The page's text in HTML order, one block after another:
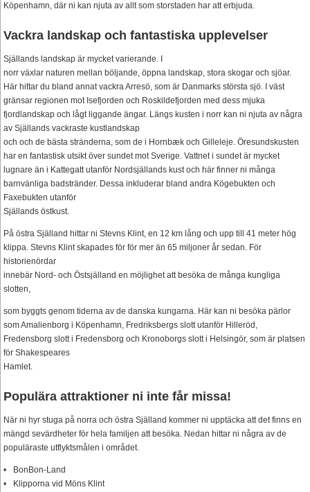
Köpenhamn, där ni kan njuta av allt som storstaden har att erbjuda.
Vackra landskap och fantastiska upplevelser
Själlands landskap är mycket varierande. I
norr växlar naturen mellan böljande, öppna landskap, stora skogar och sjöar.
Här hittar du bland annat vackra Arresö, som är Danmarks största sjö. I väst
gränsar regionen mot Isefjorden och Roskildefjorden med dess mjuka
fjordlandskap och lågt liggande ängar. Längs kusten i norr kan ni njuta av några
av Själlands vackraste kustlandskap
och och de bästa stränderna, som de i Hornbæk och Gilleleje. Öresundskusten
har en fantastisk utsikt över sundet mot Sverige. Vattnet i sundet är mycket
lugnare än i Kattegatt utanför Nordsjällands kust och här finner ni många
barnvänliga badstränder. Dessa inkluderar bland andra Kögebukten och
Faxebukten utanför
Själlands östkust.
På östra Själland hittar ni Stevns Klint, en 12 km lång och upp till 41 meter hög
klippa. Stevns Klint skapades för för mer än 65 miljoner år sedan. För
historienördar
innebär Nord- och Östsjälland en möjlighet att besöka de många kungliga
slotten,
som byggts genom tiderna av de danska kungarna. Här kan ni besöka pärlor
som Amalienborg i Köpenhamn, Fredriksbergs slott utanför Hilleröd,
Fredensborg slott i Fredensborg och Kronoborgs slott i Helsingör, som är platsen
för Shakespeares
Hamlet.
Populära attraktioner ni inte får missa!
När ni hyr stuga på norra och östra Själland kommer ni upptäcka att det finns en
mängd sevärdheter för hela familjen att besöka. Nedan hittar ni några av de
populäraste utflyktsmålen i området.
BonBon-Land
Klipporna vid Möns Klint